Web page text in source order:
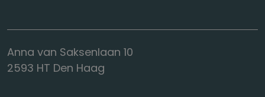
Anna van Saksenlaan 10
2593 HT Den Haag